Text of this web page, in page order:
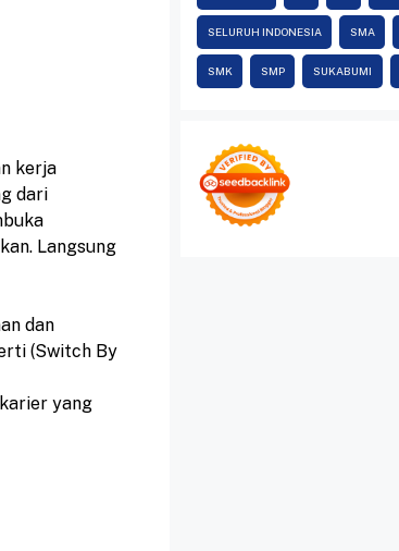
kerja
dari
Langsung
dan
(Switch By
yang
SELURUH INDONESIA SMA
SMK SMP SUKABUMI